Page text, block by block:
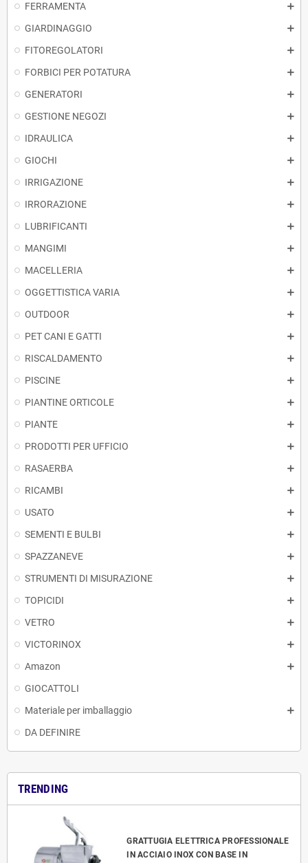
FERRAMENTA
GIARDINAGGIO
FITOREGOLATORI
FORBICI PER POTATURA
GENERATORI
GESTIONE NEGOZI
IDRAULICA
GIOCHI
IRRIGAZIONE
IRRORAZIONE
LUBRIFICANTI
MANGIMI
MACELLERIA
OGGETTISTICA VARIA
OUTDOOR
PET CANI E GATTI
RISCALDAMENTO
PISCINE
PIANTINE ORTICOLE
PIANTE
PRODOTTI PER UFFICIO
RASAERBA
RICAMBI
USATO
SEMENTI E BULBI
SPAZZANEVE
STRUMENTI DI MISURAZIONE
TOPICIDI
VETRO
VICTORINOX
Amazon
GIOCATTOLI
Materiale per imballaggio
DA DEFINIRE
TRENDING
GRATTUGIA ELETTRICA PROFESSIONALE
IN ACCIAIO INOX CON BASE IN